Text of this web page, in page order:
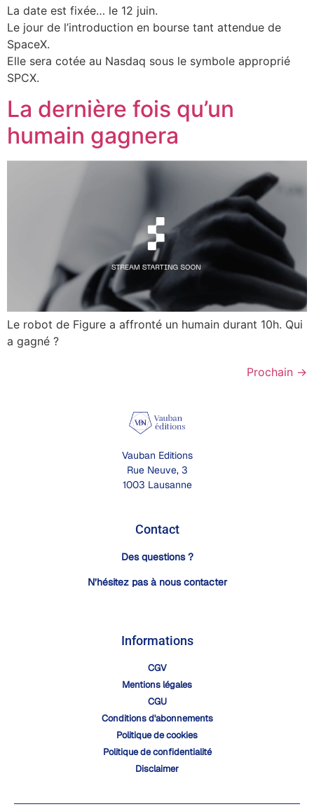
La date est fixée… le 12 juin.
Le jour de l’introduction en bourse tant attendue de
SpaceX.
Elle sera cotée au Nasdaq sous le symbole approprié
SPCX.
La dernière fois qu’un
humain gagnera
Le robot de Figure a affronté un humain durant 10h. Qui
a gagné ?
Prochain →
Vauban Editions
Rue Neuve, 3
1003 Lausanne
Contact
Des questions ?
N’hésitez pas à nous contacter
Informations
CGV
Mentions légales
CGU
Conditions d'abonnements
Politique de cookies
Politique de confidentialité
Disclaimer